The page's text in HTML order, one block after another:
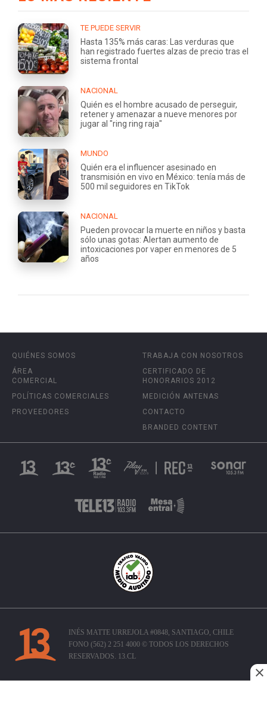
TE PUEDE SERVIR
Hasta 135% más caras: Las verduras que
han registrado fuertes alzas de precio tras el
sistema frontal
NACIONAL
Quién es el hombre acusado de perseguir,
retener y amenazar a nueve menores por
jugar al "ring ring raja"
MUNDO
Quién era el influencer asesinado en
transmisión en vivo en México: tenía más de
500 mil seguidores en TikTok
NACIONAL
Pueden provocar la muerte en niños y basta
sólo unas gotas: Alertan aumento de
intoxicaciones por vaper en menores de 5
años
QUIÉNES SOMOS
ÁREA
COMERCIAL
POLÍTICAS COMERCIALES
PROVEEDORES
TRABAJA CON NOSOTROS
CERTIFICADO DE
HONORARIOS 2012
MEDICIÓN ANTENAS
CONTACTO
BRANDED CONTENT
INÉS MATTE URREJOLA #0848, SANTIAGO, CHILE
FONO (562) 2 251 4000 © TODOS LOS DERECHOS
RESERVADOS. 13.CL